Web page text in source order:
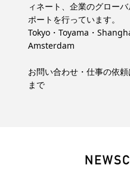
ィネート、企業のグロー
ポートを行っています。
Tokyo・Toyama・
Amsterdam
お問い合わせ・仕事の依頼
まで